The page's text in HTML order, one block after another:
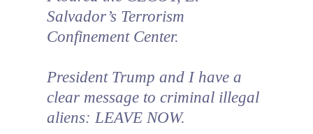
Salvador’s Terrorism
Confinement Center.
President Trump and I have a
clear message to criminal illegal
aliens: LEAVE NOW.